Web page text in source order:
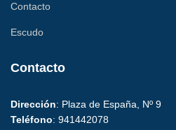
Contacto
Escudo
Contacto
Dirección: Plaza de España, Nº 9
Teléfono: 941442078